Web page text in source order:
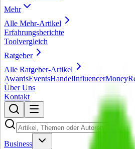
Mehr
Alle Mehr-Artikel
Erfahrungsberichte
Toolvergleich
Ratgeber
Alle Ratgeber-Artikel
AwardsEventsHandelInfluencerMoney
Über Uns
Kontakt
Business